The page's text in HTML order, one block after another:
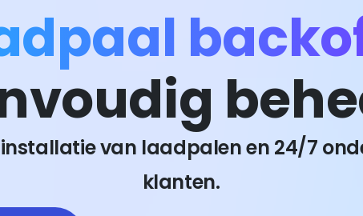
van laadpalen en 24/7
klanten.